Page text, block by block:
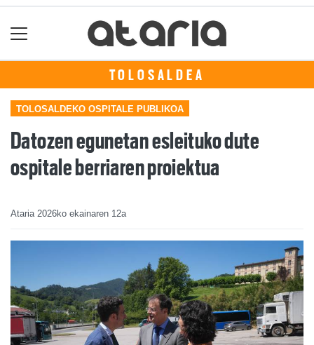
TOLOSALDEA
TOLOSALDEKO OSPITALE PUBLIKOA
Datozen egunetan esleituko dute
ospitale berriaren proiektua
Ataria 2026ko ekainaren 12a